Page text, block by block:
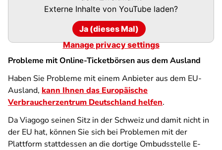
Externe Inhalte von YouTube laden?
Ja (dieses Mal)
Manage privacy settings
Probleme mit Online-Ticketbörsen aus dem Ausland
Haben Sie Probleme mit einem Anbieter aus dem EU-
Ausland, kann Ihnen das Europäische
Verbraucherzentrum Deutschland helfen.
Da Viagogo seinen Sitz in der Schweiz und damit nicht in
der EU hat, können Sie sich bei Problemen mit der
Plattform stattdessen an die dortige Ombudsstelle E-